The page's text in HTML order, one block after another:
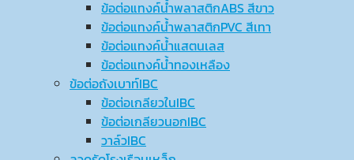
ข้อต่อแทงค์น้ำพลาสติกABS สีขาว
ข้อต่อแทงค์น้ำพลาสติกPVC สีเทา
ข้อต่อแทงค์น้ำแสตนเลส
ข้อต่อแทงค์น้ำทองเหลือง
ข้อต่อถังเบาท์IBC
ข้อต่อเกลียวในIBC
ข้อต่อเกลียวนอกIBC
วาล์วIBC